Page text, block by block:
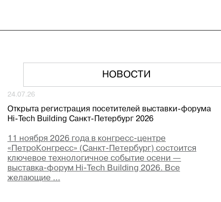
НОВОСТИ
24.07.26
Открыта регистрация посетителей выставки-форума
Hi-Tech Building Санкт-Петербург 2026
11 ноября 2026 года в конгресс-центре
«ПетроКонгресс» (Санкт-Петербург) состоится
ключевое технологичное событие осени —
выставка-форум Hi-Tech Building 2026. Все
желающие ...